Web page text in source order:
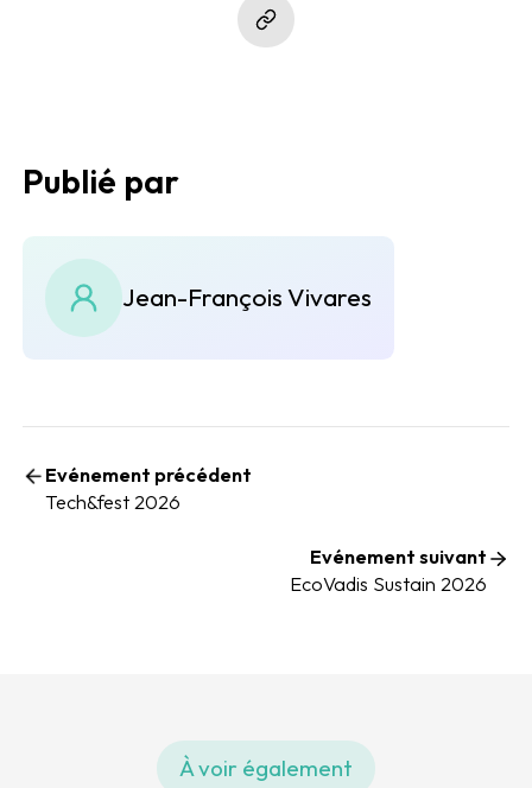
Publié par
Jean-François Vivares
Evénement précédent
Tech&fest 2026
Evénement suivant
EcoVadis Sustain 2026
À voir également